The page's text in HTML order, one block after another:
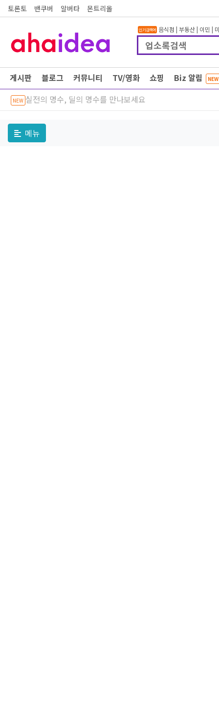
토론토 밴쿠버 알버타 몬트리올
인기검색어 음식점 | 부동산| 이민 |
게시판 블로그 커뮤니티 TV/영화 쇼핑 Biz 알림 NEW
NEW 실전의 명수, 딜의 명수를 만나보세요
메뉴